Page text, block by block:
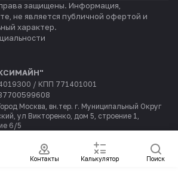
Контакты Калькулятор Поиск
защищены. Информация,
не является публичной офертой и
характер.
/ КПП 771401001
Москва, вн.тер. г. Муниципальный Округ
ул Викторенко, дом 5, строение 1,
6/5